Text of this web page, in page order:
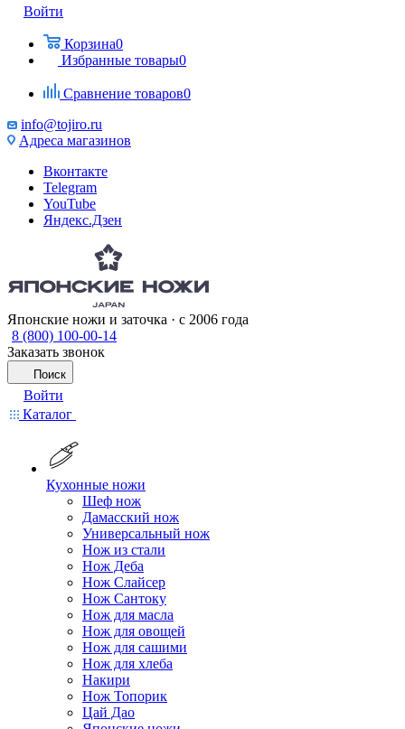
Войти
Корзина0
Избранные товары0
Сравнение товаров0
info@tojiro.ru
Адреса магазинов
Вконтакте
Telegram
YouTube
Яндекс.Дзен
Японские ножи и заточка · с 2006 года
8 (800) 100-00-14
Заказать звонок
Поиск
Войти
Каталог
Кухонные ножи
Шеф нож
Дамасский нож
Универсальный нож
Нож из стали
Нож Деба
Нож Слайсер
Нож Сантоку
Нож для масла
Нож для овощей
Нож для сашими
Нож для хлеба
Накири
Нож Топорик
Цай Дао